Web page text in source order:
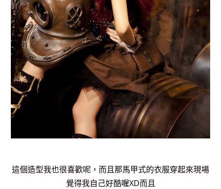
這個造型我也很喜歡呢，而且那馬甲式的衣服穿起來現場
覺得我自己好酷喔XD而且